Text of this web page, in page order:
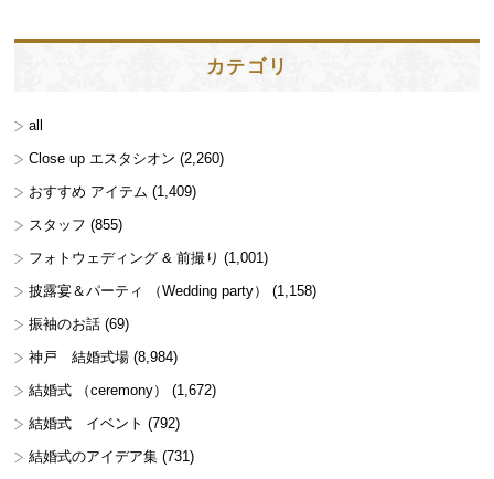
カテゴリ
all
Close up エスタシオン (2,260)
おすすめ アイテム (1,409)
スタッフ (855)
フォトウェディング & 前撮り (1,001)
披露宴＆パーティ （Wedding party）
(1,158)
振袖のお話 (69)
神戸 結婚式場 (8,984)
結婚式 （ceremony）
(1,672)
結婚式 イベント (792)
結婚式のアイデア集 (731)